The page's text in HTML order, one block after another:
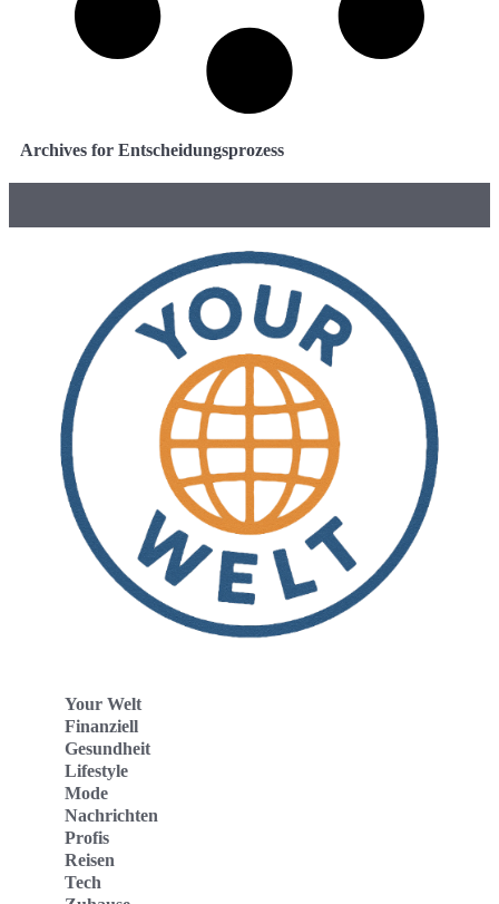
Archives for Entscheidungsprozess
Your Welt
Finanziell
Gesundheit
Lifestyle
Mode
Nachrichten
Profis
Reisen
Tech